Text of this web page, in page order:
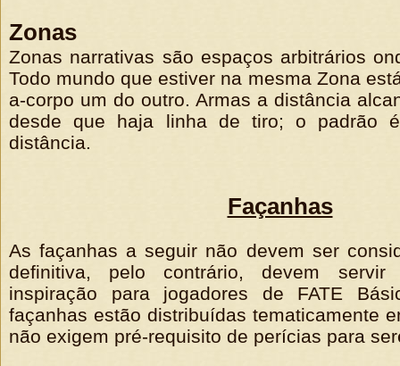
Zonas
Zonas narrativas são espaços arbitrários
Todo mundo que estiver na mesma Zona
a-corpo um do outro. Armas a distância
desde que haja linha de tiro; o padrão
distância.
Façanhas
As façanhas a seguir não devem ser
definitiva, pelo contrário, devem
inspiração para jogadores de FATE
façanhas estão distribuídas tematicamente
não exigem pré-requisito de perícias para